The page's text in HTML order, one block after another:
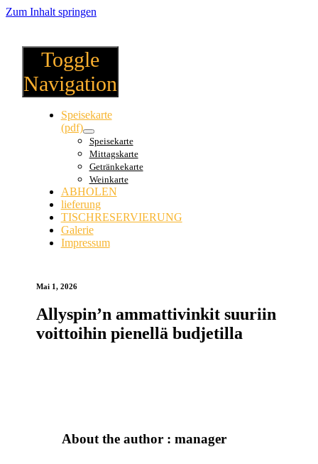
Zum Inhalt springen
Toggle
Navigation
Speisekarte
(pdf)
Speisekarte
Mittagskarte
Getränkekarte
Weinkarte
ABHOLEN
lieferung
TISCHRESERVIERUNG
Galerie
Impressum
Mai 1, 2026
Allyspin’n ammattivinkit suuriin
voittoihin pienellä budjetilla
About the author : manager